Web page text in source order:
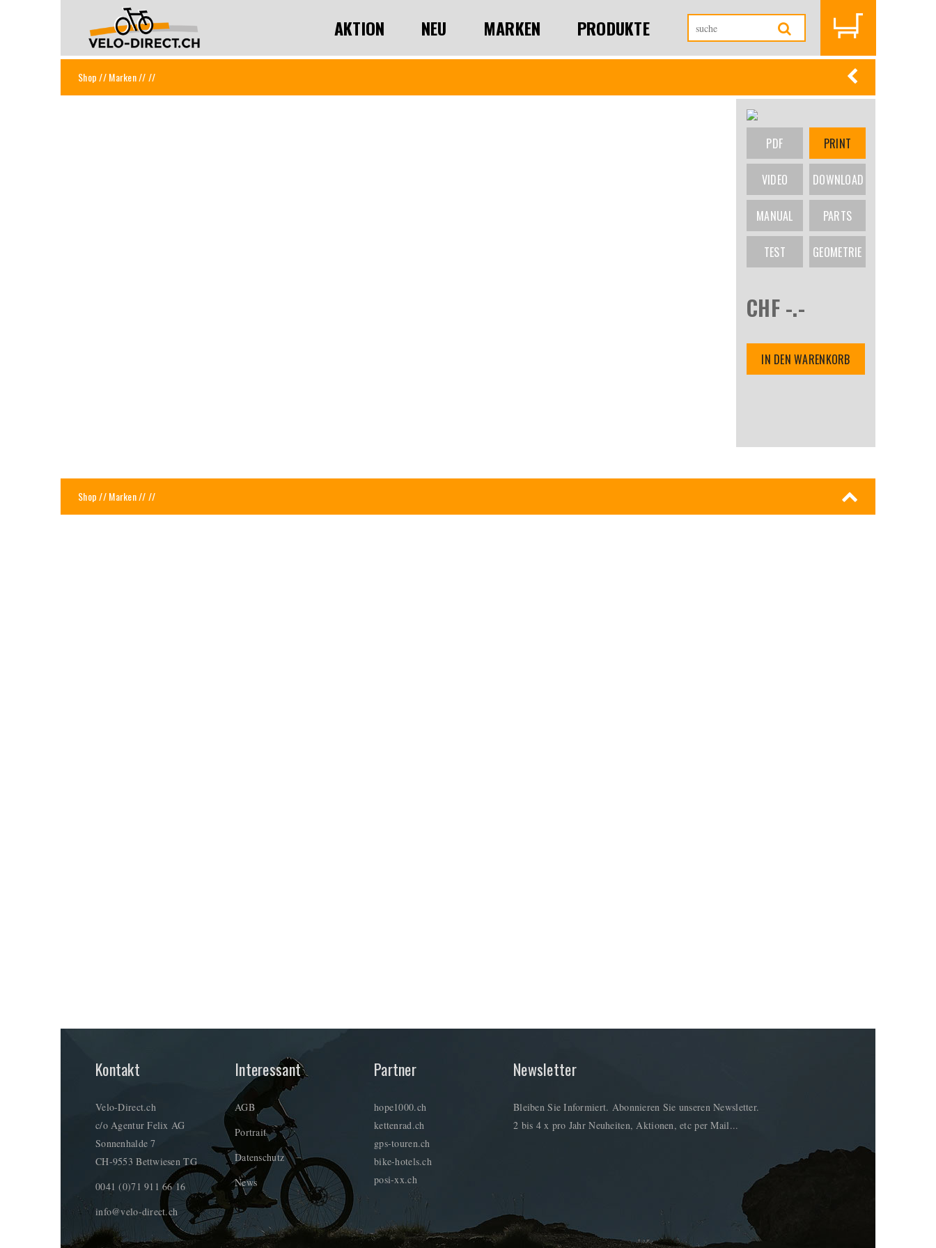
AKTION NEU MARKEN PRODUKTE
Shop//Marken////
PDF PRINT
VIDEO DOWNLOAD
MANUAL PARTS
TEST GEOMETRIE
CHF -.-
IN DEN WARENKORB
Shop//Marken////
Kontakt
Velo-Direct.ch
c/o Agentur Felix AG
Sonnenhalde 7
CH-9553 Bettwiesen TG
0041 (0)71 911 66 16
info@velo-direct.ch
Interessant
AGB
Portrait
Datenschutz
News
Partner
hope1000.ch
kettenrad.ch
gps-touren.ch
bike-hotels.ch
posi-xx.ch
Newsletter
Bleiben Sie Informiert. Abonnieren Sie unseren Newsletter.
2 bis 4 x pro Jahr Neuheiten, Aktionen, etc per Mail...